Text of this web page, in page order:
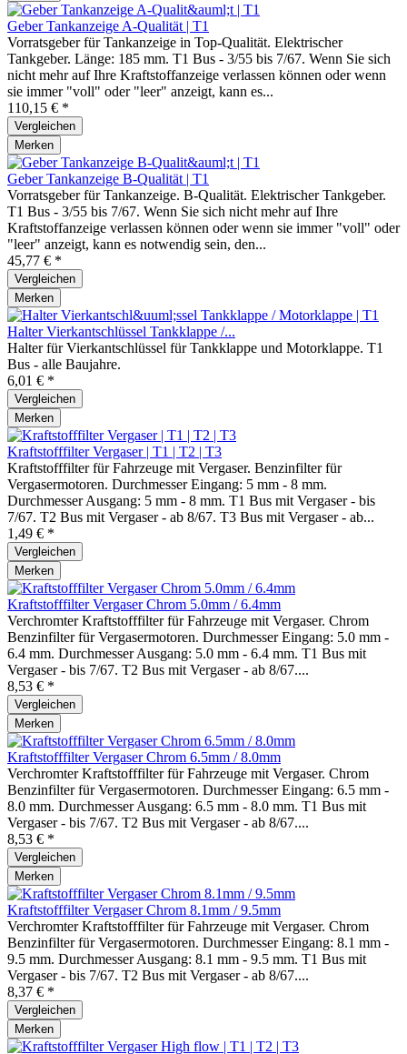
Geber Tankanzeige A-Qualität | T1
Vorratsgeber für Tankanzeige in Top-Qualität. Elektrischer
Tankgeber. Länge: 185 mm. T1 Bus - 3/55 bis 7/67. Wenn Sie sich
nicht mehr auf Ihre Kraftstoffanzeige verlassen können oder wenn
sie immer "voll" oder "leer" anzeigt, kann es...
110,15 € *
Vergleichen
Merken
Geber Tankanzeige B-Qualität | T1
Vorratsgeber für Tankanzeige. B-Qualität. Elektrischer Tankgeber.
T1 Bus - 3/55 bis 7/67. Wenn Sie sich nicht mehr auf Ihre
Kraftstoffanzeige verlassen können oder wenn sie immer "voll" oder
"leer" anzeigt, kann es notwendig sein, den...
45,77 € *
Vergleichen
Merken
Halter Vierkantschlüssel Tankklappe /...
Halter für Vierkantschlüssel für Tankklappe und Motorklappe. T1
Bus - alle Baujahre.
6,01 € *
Vergleichen
Merken
Kraftstofffilter Vergaser | T1 | T2 | T3
Kraftstofffilter für Fahrzeuge mit Vergaser. Benzinfilter für
Vergasermotoren. Durchmesser Eingang: 5 mm - 8 mm.
Durchmesser Ausgang: 5 mm - 8 mm. T1 Bus mit Vergaser - bis
7/67. T2 Bus mit Vergaser - ab 8/67. T3 Bus mit Vergaser - ab...
1,49 € *
Vergleichen
Merken
Kraftstofffilter Vergaser Chrom 5.0mm / 6.4mm
Verchromter Kraftstofffilter für Fahrzeuge mit Vergaser. Chrom
Benzinfilter für Vergasermotoren. Durchmesser Eingang: 5.0 mm -
6.4 mm. Durchmesser Ausgang: 5.0 mm - 6.4 mm. T1 Bus mit
Vergaser - bis 7/67. T2 Bus mit Vergaser - ab 8/67....
8,53 € *
Vergleichen
Merken
Kraftstofffilter Vergaser Chrom 6.5mm / 8.0mm
Verchromter Kraftstofffilter für Fahrzeuge mit Vergaser. Chrom
Benzinfilter für Vergasermotoren. Durchmesser Eingang: 6.5 mm -
8.0 mm. Durchmesser Ausgang: 6.5 mm - 8.0 mm. T1 Bus mit
Vergaser - bis 7/67. T2 Bus mit Vergaser - ab 8/67....
8,53 € *
Vergleichen
Merken
Kraftstofffilter Vergaser Chrom 8.1mm / 9.5mm
Verchromter Kraftstofffilter für Fahrzeuge mit Vergaser. Chrom
Benzinfilter für Vergasermotoren. Durchmesser Eingang: 8.1 mm -
9.5 mm. Durchmesser Ausgang: 8.1 mm - 9.5 mm. T1 Bus mit
Vergaser - bis 7/67. T2 Bus mit Vergaser - ab 8/67....
8,37 € *
Vergleichen
Merken